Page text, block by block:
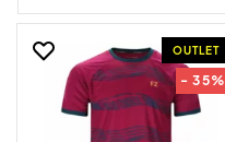
OUTLET
- 35%